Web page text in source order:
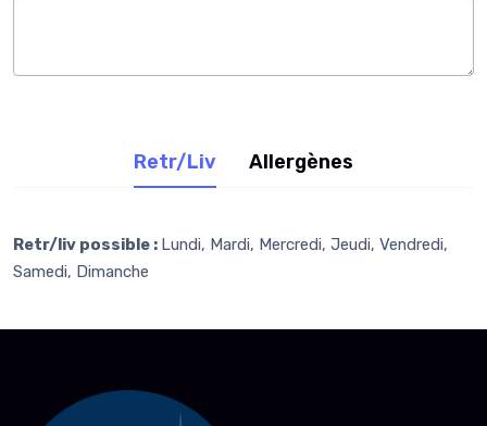
Retr/Liv Allergènes
Retr/liv possible : Lundi, Mardi, Mercredi, Jeudi, Vendredi,
Samedi, Dimanche